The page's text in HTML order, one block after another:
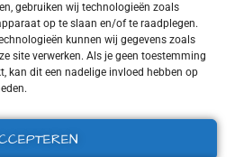
gebruiken wij technologieën zoals
op te slaan en/of te raadplegen.
kunnen wij gegevens zoals
site verwerken. Als je geen toestemming
kan dit een nadelige invloed hebben op
(NL, EN)
(NL, EN)